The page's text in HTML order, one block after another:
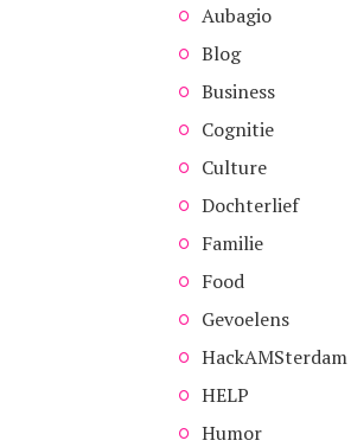
Aubagio
Blog
Business
Cognitie
Culture
Dochterlief
Familie
Food
Gevoelens
HackAMSterdam
HELP
Humor